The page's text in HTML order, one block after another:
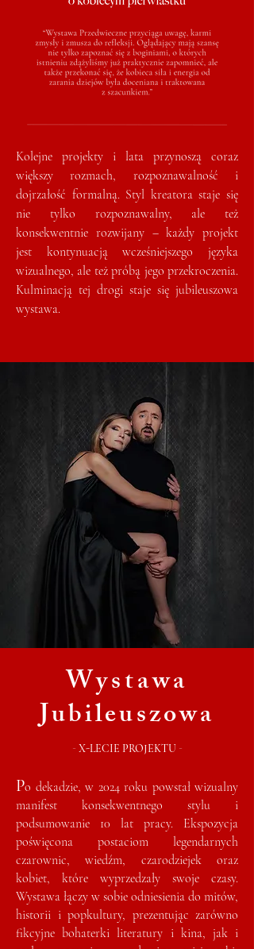
Kolejne projekty i lata przynoszą coraz
większy rozmach, rozpoznawalność i
dojrzałość formalną. Styl kreatora staje się
nie tylko rozpoznawalny, ale też
konsekwentnie rozwijany – każdy projekt
jest kontynuacją wcześniejszego języka
wizualnego, ale też próbą jego przekroczenia.
Kulminacją tej drogi staje się jubileuszowa
wystawa.
Wystawa
Jubileuszowa
- X-LECIE PROJEKTU -
Po dekadzie, w 2024 roku powstał wizualny
manifest konsekwentnego stylu i
podsumowanie 10 lat pracy. Ekspozycja
poświęcona postaciom legendarnych
czarownic, wiedźm, czarodziejek oraz
kobiet, które wyprzedzały swoje czasy.
Wystawa łączy w sobie odniesienia do mitów,
historii i popkultury, prezentując zarówno
fikcyjne bohaterki literatury i kina, jak i